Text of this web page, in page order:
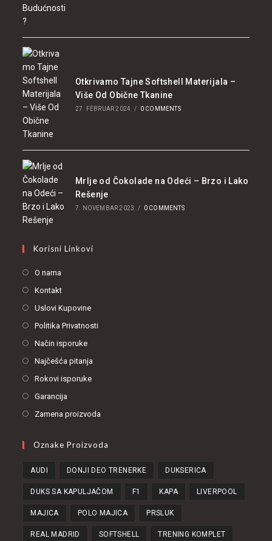
Otkrivamo Tajne Softshell Materijala –
Više Od Obične Tkanine
27. FEBRUAR 2024. / 0 COMMENTS
Mrlje od Čokolade na Odeći – Brzo i Lako
Rešenje
7. NOVEMBAR 2023. / 0 COMMENTS
Korisni Linkovi
O nama
Kontakt
Uslovi Kupovine
Politika Privatnosti
Način isporuke
Najčešća pitanja
Rokovi isporuke
Garancija
Zamena proizvoda
Oznake Proizvoda
AUDI DONJI DEO TRENERKE DUKSERICA
DUKS SA KAPULJAČOM F1 KAPA LIVERPOOL
MAJICA POLO MAJICA PRSLUK
REAL MADRID SOFTSHELL TRENING KOMPLET